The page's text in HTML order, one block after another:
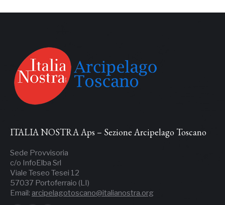
ITALIA NOSTRA Aps – Sezione Arcipelago Toscano
Sede Provvisoria
c/o InfoElba Srl
Viale Teseo Tesei 12
57037 Portoferraio (LI)
Email: arcipelagotoscano@italianostra.org